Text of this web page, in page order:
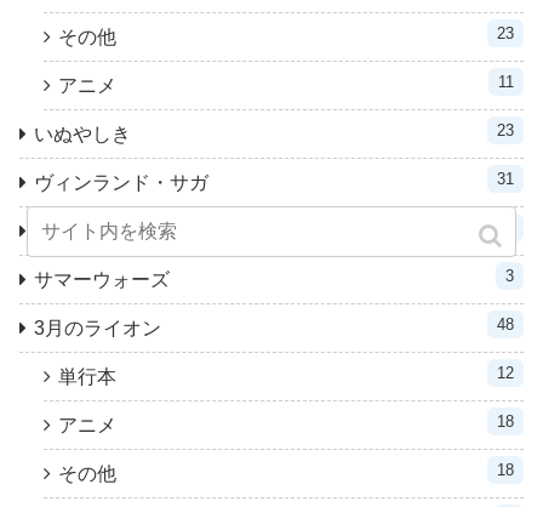
その他 23
アニメ 11
いぬやしき 23
ヴィンランド・サガ 31
累－かさね－
サマーウォーズ 3
3月のライオン 48
単行本 12
アニメ 18
その他 18